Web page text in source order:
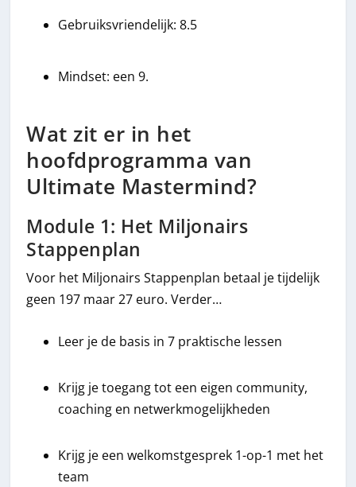
Gebruiksvriendelijk: 8.5
Mindset: een 9.
Wat zit er in het
hoofdprogramma van
Ultimate Mastermind?
Module 1: Het Miljonairs
Stappenplan
Voor het Miljonairs Stappenplan betaal je tijdelijk
geen 197 maar 27 euro. Verder…
Leer je de basis in 7 praktische lessen
Krijg je toegang tot een eigen community,
coaching en netwerkmogelijkheden
Krijg je een welkomstgesprek 1-op-1 met het
team